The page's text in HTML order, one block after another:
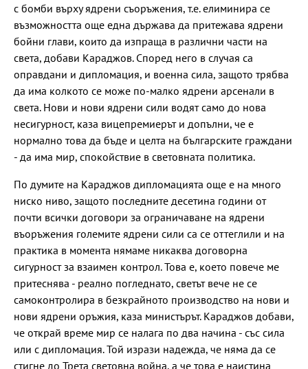
с бомби върху ядрени съоръжения, т.е. елиминира се
възможността още една държава да притежава ядрени
бойни глави, които да изпраща в различни части на
света, добави Караджов. Според него в случая са
оправдани и дипломация, и военна сила, защото трябва
да има колкото се може по-малко ядрени арсенали в
света. Нови и нови ядрени сили водят само до нова
несигурност, каза вицепремиерът и допълни, че е
нормално това да бъде и целта на българските граждани
- да има мир, спокойствие в световната политика.
По думите на Караджов дипломацията още е на много
ниско ниво, защото последните десетина години от
почти всички договори за ограничаване на ядрени
въоръжения големите ядрени сили са се оттеглили и на
практика в момента нямаме никаква договорна
сигурност за взаимен контрол. Това е, което повече ме
притеснява - реално погледнато, светът вече не се
самоконтролира в безкрайното производство на нови и
нови ядрени оръжия, каза министърът. Караджов добави,
че открай време мир се налага по два начина - със сила
или с дипломация. Той изрази надежда, че няма да се
стигне до Трета световна война, а че това е наистина